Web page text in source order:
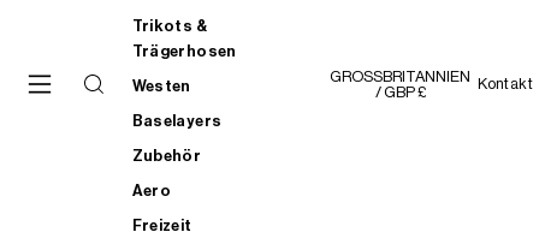
Trikots &
Trägerhosen
Westen
Baselayers
Zubehör
Aero
Freizeit
GROSSBRITANNIEN
/ GBP £
Kontakt